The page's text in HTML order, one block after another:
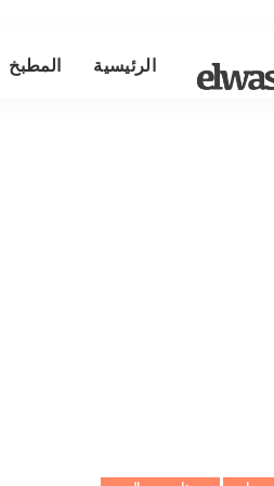
الرئيسية المطبخ